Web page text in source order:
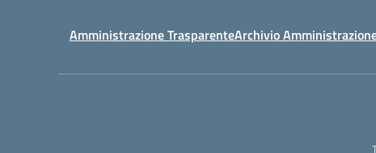
Amministrazione TrasparenteArchivio